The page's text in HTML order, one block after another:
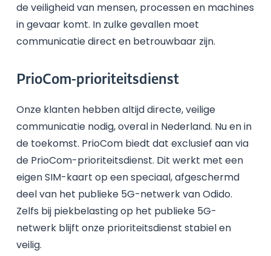
de veiligheid van mensen, processen en machines
in gevaar komt. In zulke gevallen moet
communicatie direct en betrouwbaar zijn.
PrioCom-prioriteitsdienst
Onze klanten hebben altijd directe, veilige
communicatie nodig, overal in Nederland. Nu en in
de toekomst. PrioCom biedt dat exclusief aan via
de PrioCom-prioriteitsdienst. Dit werkt met een
eigen SIM-kaart op een speciaal, afgeschermd
deel van het publieke 5G-netwerk van Odido.
Zelfs bij piekbelasting op het publieke 5G-
netwerk blijft onze prioriteitsdienst stabiel en
veilig.